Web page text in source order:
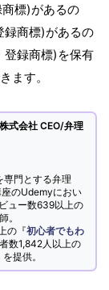
標)があるの
録商標)があるの
登録商標)を保有
ます。
式会社 CEO/弁理
専門とする弁理
のUdemyにおい
ュー数639以上の
。
の『初心者でもわ
数1,842人以上の
を提供。